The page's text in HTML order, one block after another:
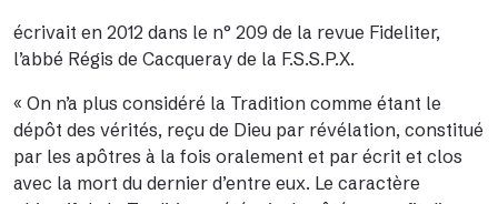
écrivait en 2012 dans le n° 209 de la revue Fideliter,
l’abbé Régis de Cacqueray de la F.S.S.P.X.
« On n’a plus considéré la Tradition comme étant le
dépôt des vérités, reçu de Dieu par révélation, constitué
par les apôtres à la fois oralement et par écrit et clos
avec la mort du dernier d’entre eux. Le caractère